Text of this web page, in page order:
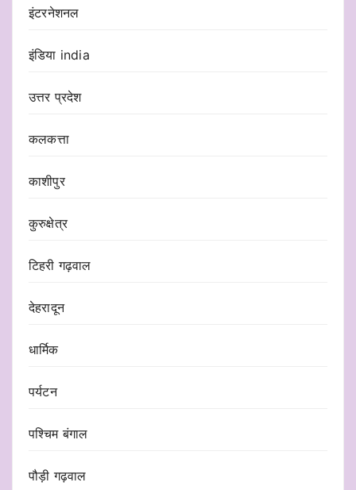
इंटरनेशनल
इंडिया india
उत्तर प्रदेश
कलकत्ता
काशीपुर
कुरुक्षेत्र
टिहरी गढ़वाल
देहरादून
धार्मिक
पर्यटन
पश्चिम बंगाल
पौड़ी गढ़वाल